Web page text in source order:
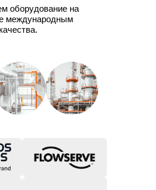
оборудование на
международным